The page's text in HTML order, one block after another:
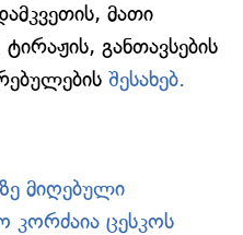
მათი
განთავსების
შესახებ.
მიღებული
კორძაია ცესკოს